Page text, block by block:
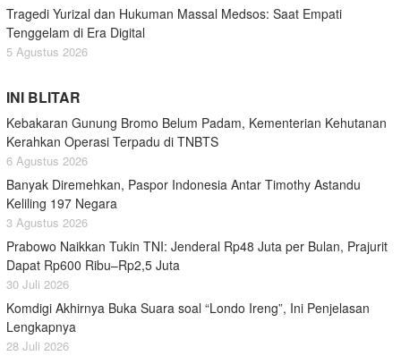
Tragedi Yurizal dan Hukuman Massal Medsos: Saat Empati
Tenggelam di Era Digital
5 Agustus 2026
INI BLITAR
Kebakaran Gunung Bromo Belum Padam, Kementerian Kehutanan
Kerahkan Operasi Terpadu di TNBTS
6 Agustus 2026
Banyak Diremehkan, Paspor Indonesia Antar Timothy Astandu
Keliling 197 Negara
3 Agustus 2026
Prabowo Naikkan Tukin TNI: Jenderal Rp48 Juta per Bulan, Prajurit
Dapat Rp600 Ribu–Rp2,5 Juta
30 Juli 2026
Komdigi Akhirnya Buka Suara soal “Londo Ireng”, Ini Penjelasan
Lengkapnya
28 Juli 2026